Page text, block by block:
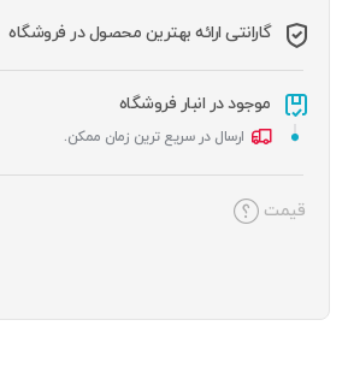
گارانتی ارائه بهترین محصول در فروشگاه
موجود در انبار فروشگاه
ارسال در سریع ترین زمان ممکن.
قیمت